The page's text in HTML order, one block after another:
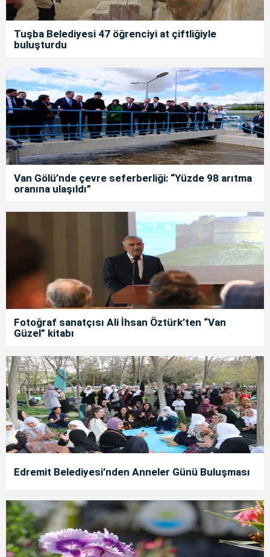
Tuşba Belediyesi 47 öğrenciyi at çiftliğiyle
buluşturdu
Van Gölü’nde çevre seferberliği: “Yüzde 98 arıtma
oranına ulaşıldı”
Fotoğraf sanatçısı Ali İhsan Öztürk’ten “Van
Güzel” kitabı
Edremit Belediyesi’nden Anneler Günü Buluşması